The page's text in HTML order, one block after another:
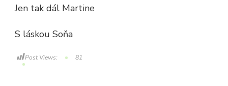
Jen tak dál Martine
S láskou Soňa
Post Views: 81